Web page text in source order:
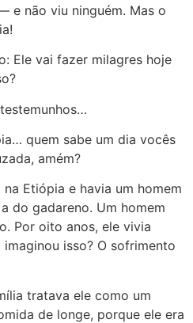
e não viu ninguém. Mas o
Ele vai fazer milagres hoje
quem sabe um dia vocês
amém?
Etiópia e havia um homem
do gadareno. Um homem
Por oito anos, ele vivia
isso? O sofrimento
tratava ele como um
de longe, porque ele era